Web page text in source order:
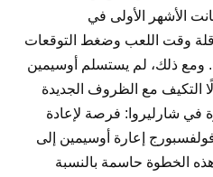
الأشهر الأولى في
وقت اللعب وضغط التوقعات
ومع ذلك، لم يستسلم أوسيمين
التكيف مع الظروف الجديدة
في شارليروا: فرصة لإعادة
عام 2018، قرر فولفسبورج إعارة أوسيمين إلى
الخطوة حاسمة بالنسبة